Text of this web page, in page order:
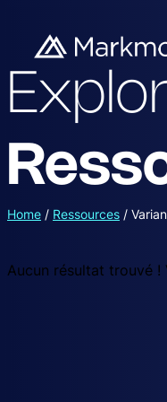
Home / Ressources /
Aucun résultat trouvé !